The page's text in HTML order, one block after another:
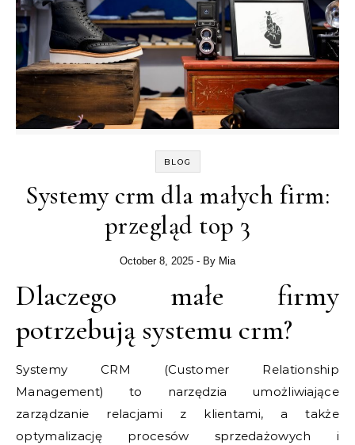
BLOG
Systemy crm dla małych firm:
przegląd top 3
October 8, 2025 - By Mia
Dlaczego małe firmy
potrzebują systemu crm?
Systemy CRM (Customer Relationship
Management) to narzędzia umożliwiające
zarządzanie relacjami z klientami, a także
optymalizację procesów sprzedażowych i